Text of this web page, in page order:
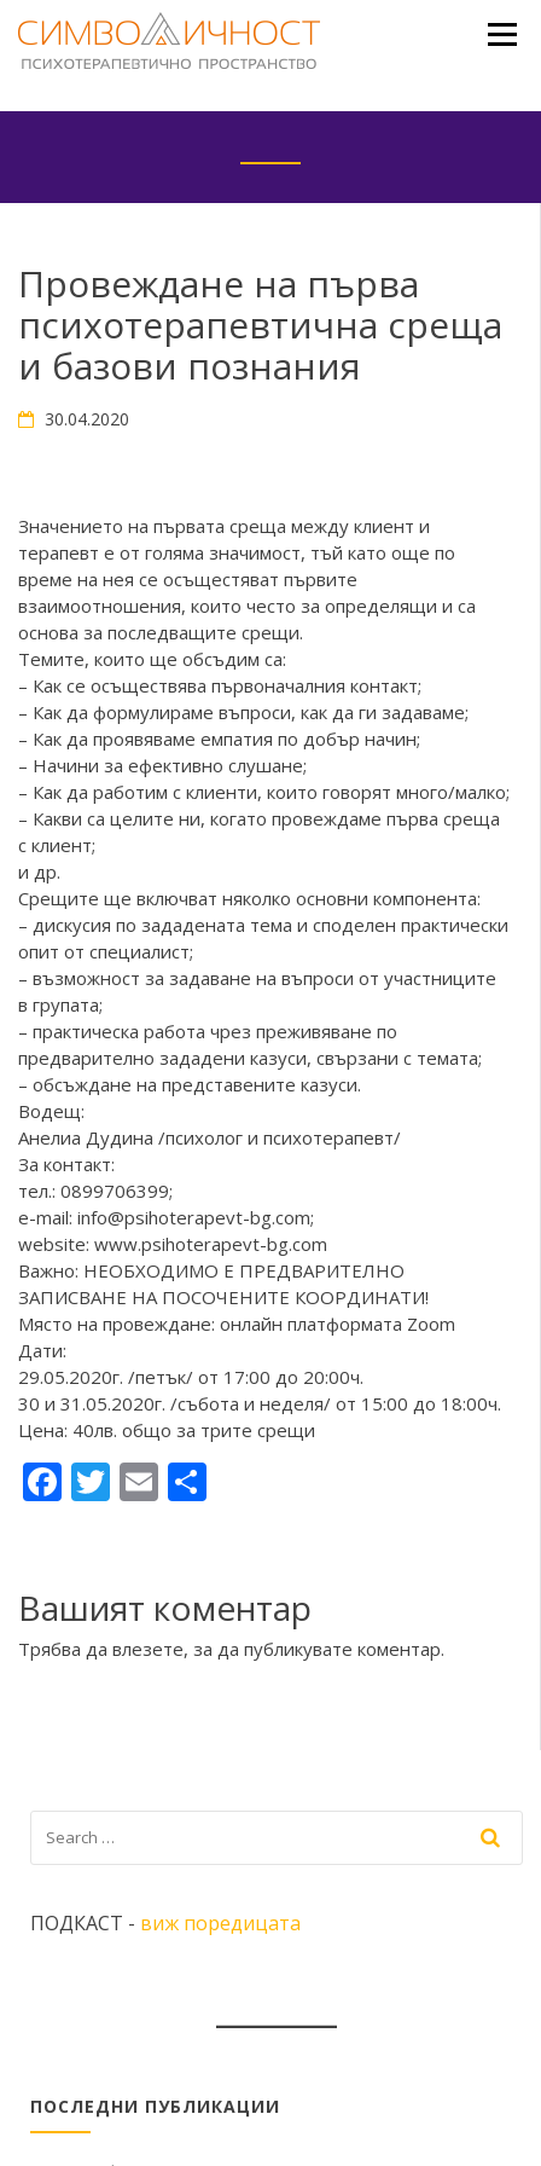
content
Провеждане на първа
психотерапевтична среща
и базови познания
30.04.2020
Значението на първата среща между клиент и
терапевт е от голяма значимост, тъй като още по
време на нея се осъщестяват първите
взаимоотношения, които често за определящи и са
основа за последващите срещи.
Темите, които ще обсъдим са:
– Как се осъществява първоначалния контакт;
– Как да формулираме въпроси, как да ги задаваме;
– Как да проявяваме емпатия по добър начин;
– Начини за ефективно слушане;
– Как да работим с клиенти, които говорят много/малко;
– Какви са целите ни, когато провеждаме първа среща
с клиент;
и др.
Срещите ще включват няколко основни компонента:
– дискусия по зададената тема и споделен практически
опит от специалист;
– възможност за задаване на въпроси от участниците
в групата;
– практическа работа чрез преживяване по
предварително зададени казуси, свързани с темата;
– обсъждане на представените казуси.
Водещ:
Анелиа Дудина /психолог и психотерапевт/
За контакт:
тел.: 0899706399;
e-mail: info@psihoterapevt-bg.com;
website: www.psihoterapevt-bg.com
Важно: НЕОБХОДИМО Е ПРЕДВАРИТЕЛНО
ЗАПИСВАНЕ НА ПОСОЧЕНИТЕ КООРДИНАТИ!
Място на провеждане: онлайн платформата Zoom
Дати:
29.05.2020г. /петък/ от 17:00 до 20:00ч.
30 и 31.05.2020г. /събота и неделя/ от 15:00 до 18:00ч.
Цена: 40лв. общо за трите срещи
Facebook
Twitter
Email
Вашият коментар
Трябва да влезете, за да публикувате коментар.
ПОДКАСТ - виж поредицата
ПОСЛЕДНИ ПУБЛИКАЦИИ